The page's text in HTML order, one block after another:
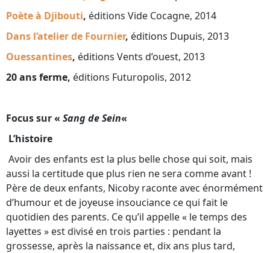
Poète à Djibouti, éditions Vide Cocagne, 2014
Dans l’atelier de Fournier, éditions Dupuis, 2013
Ouessantines, éditions Vents d’ouest, 2013
20 ans ferme, éditions Futuropolis, 2012
Focussur « Sang de Sein«
L’histoire
Avoir des enfants est la plus belle chose qui soit, mais
aussi la certitude que plus rien ne sera comme avant !
Père de deux enfants, Nicoby raconte avec énormément
d’humour et de joyeuse insouciance ce qui fait le
quotidien des parents. Ce qu’il appelle « le temps des
layettes » est divisé en trois parties : pendant la
grossesse, après la naissance et, dix ans plus tard,